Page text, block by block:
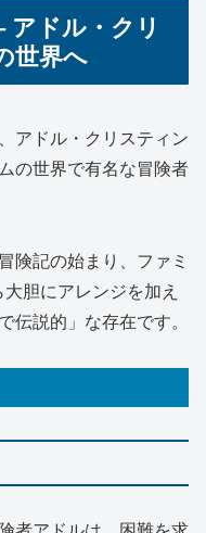
アドル・クリ
世界へ
アドル・クリスティン
の世界で有名な冒険者
険記の始まり、ファミ
胆にアレンジを加え
伝説的」な存在です。